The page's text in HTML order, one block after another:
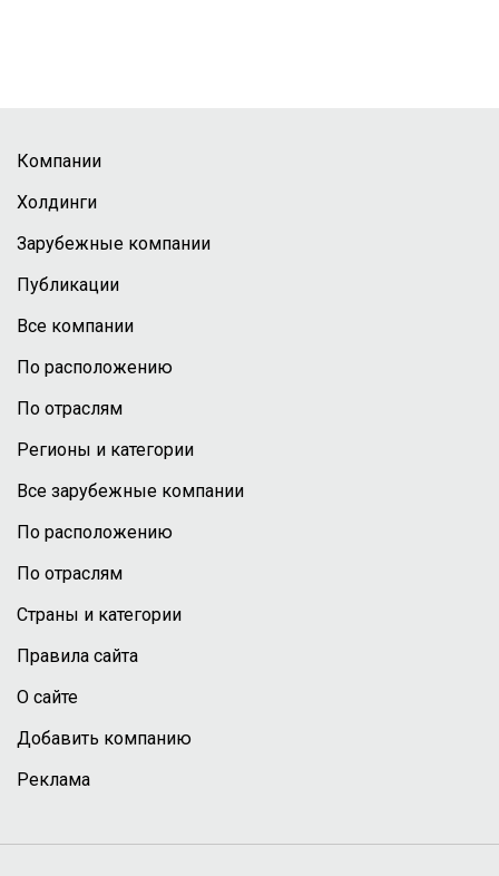
Компании
Холдинги
Зарубежные компании
Публикации
Все компании
По расположению
По отраслям
Регионы и категории
Все зарубежные компании
По расположению
По отраслям
Страны и категории
Правила сайта
О сайте
Добавить компанию
Реклама